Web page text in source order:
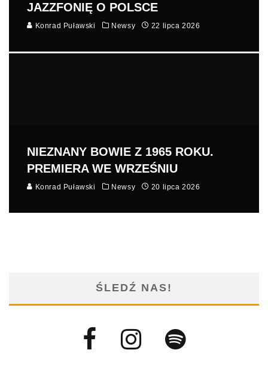
JAZZFONIĘ O POLSCE
Konrad Puławski Newsy 22 lipca 2026
NIEZNANY BOWIE Z 1965 ROKU.
PREMIERA WE WRZEŚNIU
Konrad Puławski Newsy 20 lipca 2026
ŚLEDŹ NAS!